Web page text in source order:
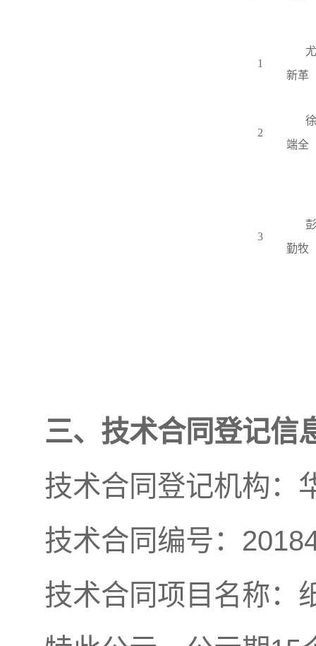
1
尤
新革
2
徐
端全
3
彭
勤牧
三、技术合同登记信
技术合同登记机构：
技术合同编号：
技术合同项目名称：